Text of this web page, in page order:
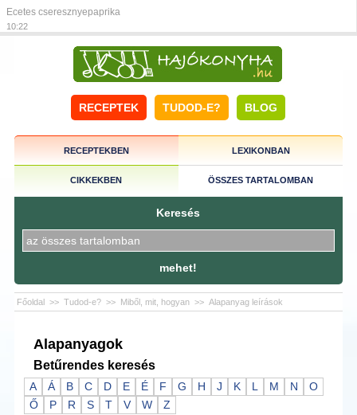
Ecetes cseresznyepaprika
10:22
RECEPTEK TUDOD-E? BLOG
RECEPTEKBEN LEXIKONBAN
CIKKEKBEN ÖSSZES TARTALOMBAN
Keresés
mehet!
Főoldal >> Tudod-e? >> Miből, mit, hogyan >> Alapanyag leírások
Alapanyagok
Betűrendes keresés
A Á B C D E É F G H J K L M N
O
Ő
P R S T V W
Z